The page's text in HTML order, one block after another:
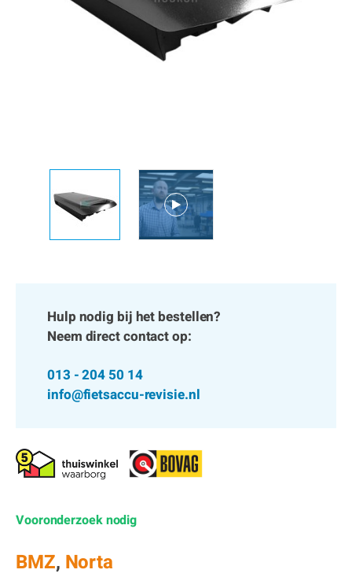
Hulp nodig bij het bestellen?
Neem direct contact op:
013 - 204 50 14
info@fietsaccu-revisie.nl
Vooronderzoek nodig
BMZ, Norta